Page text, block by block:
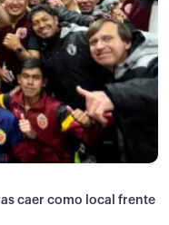
caer como local frente